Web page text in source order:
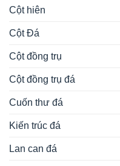
Cột hiên
Cột Đá
Cột đồng trụ
Cột đồng trụ đá
Cuốn thư đá
Kiến trúc đá
Lan can đá